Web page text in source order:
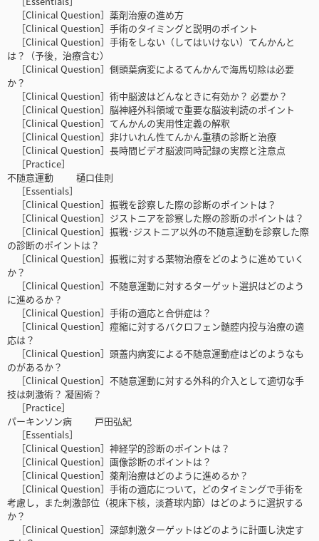
［Clinical Question］薬剤治療の進め方
［Clinical Question］手術のタイミングと説明のポイント
［Clinical Question］手術をしない（してはいけない）てんかんと
は？（予後，治療含む）
［Clinical Question］側頭葉病変によるてんかんで海馬切除は必要
か？
［Clinical Question］術中脳波はどんなときに有効か？ 必要か？
［Clinical Question］脳神経外科領域で重要な脳波判読のポイント
［Clinical Question］てんかんの実用性定義の解釈
［Clinical Question］非けいれん性てんかん重積の診断と治療
［Clinical Question］長時間ビデオ脳波同時記録の実際と注意点
［Practice］
不随意運動 樋口佳則
［Essentials］
［Clinical Question］振戦を診察した際の診断のポイントは？
［Clinical Question］ジストニアを診察した際の診断のポイントは？
［Clinical Question］振戦･ジストニア以外の不随意運動を診察した際
の診断のポイントは？
［Clinical Question］振戦に対する薬物治療をどのように進めていく
か？
［Clinical Question］不随意運動に対するターゲット選択はどのよう
に進めるか？
［Clinical Question］手術の適応と合併症は？
［Clinical Question］痙縮に対するバクロフェン髄腔内投与治療の適
応は？
［Clinical Question］頭蓋内病変による不随意運動症はどのようなも
のがあるか？
［Clinical Question］不随意運動に対する外科的介入として適切な手
技は刺激術？ 凝固術？
［Practice］
パーキンソン病 戸田弘紀
［Essentials］
［Clinical Question］神経学的診断のポイントは？
［Clinical Question］画像診断のポイントは？
［Clinical Question］薬剤治療はどのように進めるか？
［Clinical Question］手術の適応について，どのタイミングで手術を
考慮し，また刺激部位（視床下核，淡蒼球内節）はどのように選択する
か？
［Clinical Question］深部刺激ターゲットはどのように計画し決定す